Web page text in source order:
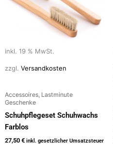
inkl. 19 % MwSt.
zzgl. Versandkosten
Accessoires, Lastminute
Geschenke
Schuhpflegeset Schuhwachs
Farblos
27,50 € inkl. gesetzlicher Umsatzsteuer